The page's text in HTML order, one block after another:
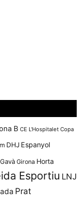
B CE L'Hospitalet Copa
DHJ Espanyol
Gavà Girona Horta
Esportiu LNJ
Prat